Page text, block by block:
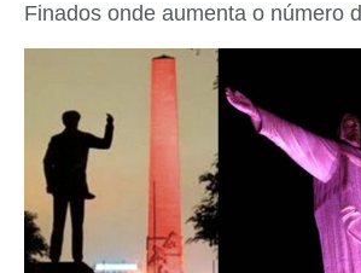
Finados onde aumenta o número